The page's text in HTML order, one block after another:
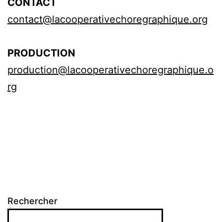
contact@lacooperativechoregraphique.org
PRODUCTION
production@lacooperativechoregraphique.o
rg
Rechercher